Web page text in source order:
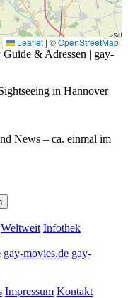
Leaflet | ©OpenStreetMap
& Adressen | gay-
in Hannover
News – ca. einmal im
Weltweit Infothek
gay-movies.de gay-
Impressum Kontakt